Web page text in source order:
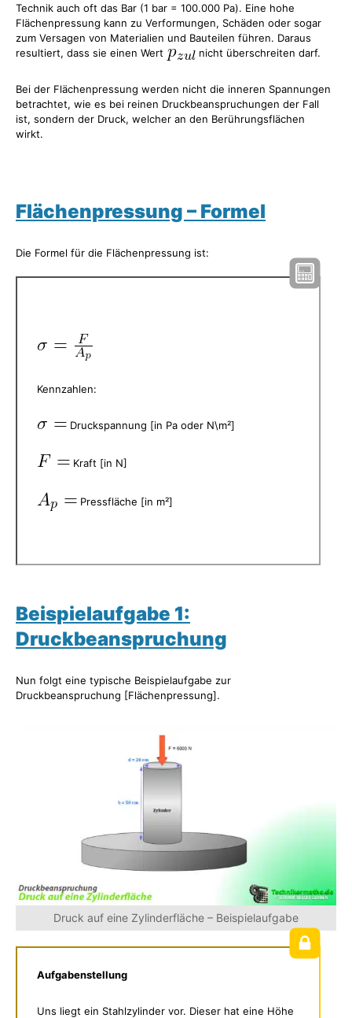
Technik auch oft das Bar (1 bar = 100.000 Pa). Eine hohe
Flächenpressung kann zu Verformungen, Schäden oder sogar
zum Versagen von Materialien und Bauteilen führen. Daraus
resultiert, dass sie einen Wert
nicht überschreiten darf.
Bei der Flächenpressung werden nicht die inneren Spannungen
betrachtet, wie es bei reinen Druckbeanspruchungen der Fall
ist, sondern der Druck, welcher an den Berührungsflächen
wirkt.
Flächenpressung – Formel
Die Formel für die Flächenpressung ist:
Kennzahlen:
Druckspannung [in Pa oder N\m²]
Kraft [in N]
Pressfläche [in m²]
Beispielaufgabe 1:
Druckbeanspruchung
Nun folgt eine typische Beispielaufgabe zur
Druckbeanspruchung [Flächenpressung].
Druck auf eine Zylinderfläche – Beispielaufgabe
Aufgabenstellung
Uns liegt ein Stahlzylinder vor. Dieser hat eine Höhe